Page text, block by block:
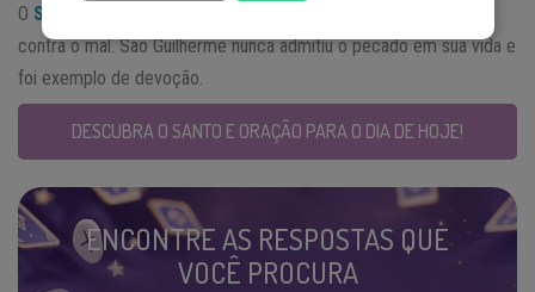
O Santo do Dia
contra o mal. São Guilherme nunca admitiu o pecado em sua vida e
foi exemplo de devoção.
DESCUBRA O SANTO E ORAÇÃO PARA O DIA DE HOJE!
ENCONTRE AS RESPOSTAS QUE
VOCÊ PROCURA